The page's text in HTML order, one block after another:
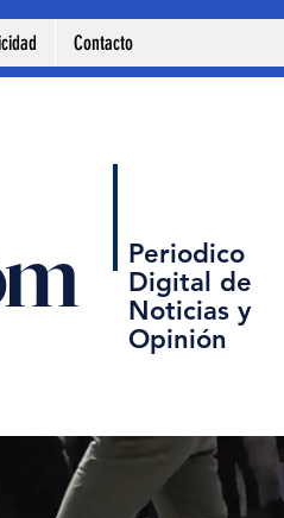
Contacto
Periodico
Digital de
Noticias y
Opinión